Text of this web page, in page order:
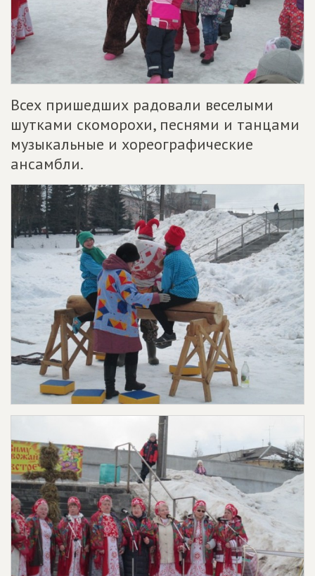
Всех пришедших радовали веселыми
шутками скоморохи, песнями и танцами
музыкальные и хореографические
ансамбли.